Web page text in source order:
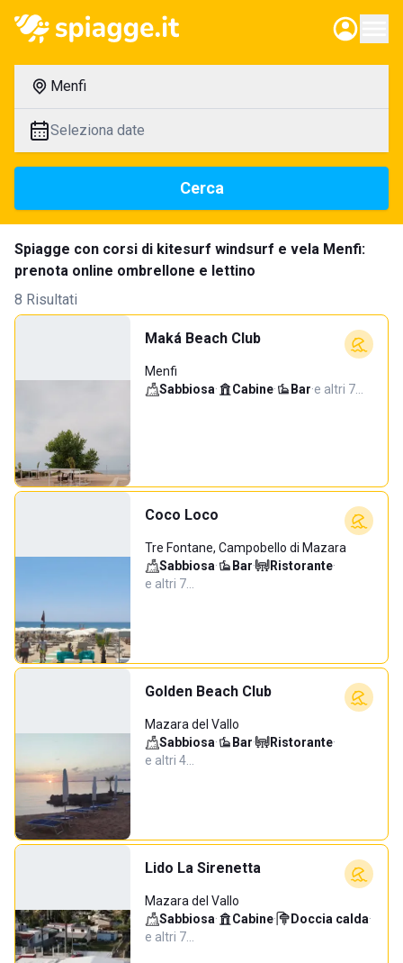
Menfi
Seleziona date
Cerca
Spiagge con corsi di kitesurf windsurf e vela Menfi:
prenota online ombrellone e lettino
8 Risultati
Maká Beach Club
Menfi
Sabbiosa· Cabine· Bar·e altri 7…
Coco Loco
Tre Fontane, Campobello di Mazara
Sabbiosa· Bar· Ristorante·
e altri 7…
Golden Beach Club
Mazara del Vallo
Sabbiosa· Bar· Ristorante·
e altri 4…
Lido La Sirenetta
Mazara del Vallo
Sabbiosa· Cabine· Doccia calda·
e altri 7…